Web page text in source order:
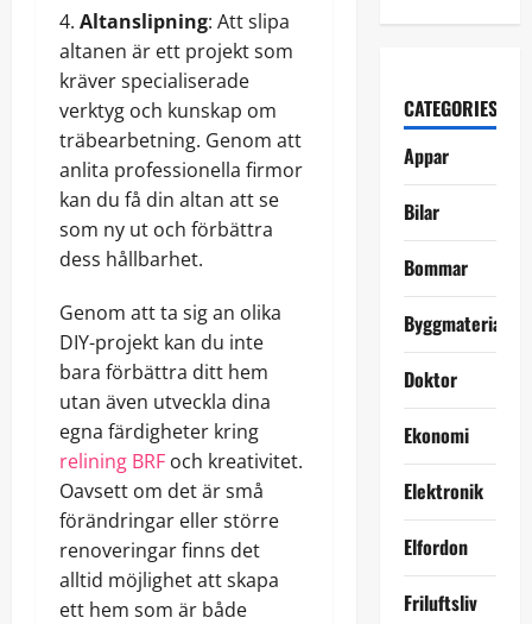
Altanslipning: Att slipa
altanen är ett projekt som
kräver specialiserade
verktyg och kunskap om
träbearbetning. Genom att
anlita professionella firmor
kan du få din altan att se
som ny ut och förbättra
dess hållbarhet.
Genom att ta sig an olika
DIY-projekt kan du inte
bara förbättra ditt hem
utan även utveckla dina
egna färdigheter kring
relining BRF och kreativitet.
Oavsett om det är små
förändringar eller större
renoveringar finns det
alltid möjlighet att skapa
ett hem som är både
CATEGORIES
Appar
Bilar
Bommar
Byggmaterial
Doktor
Ekonomi
Elektronik
Elfordon
Friluftsliv